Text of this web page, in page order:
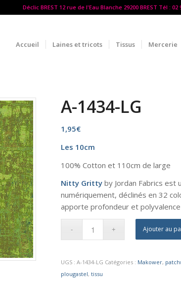
Déclic BREST 12 rue de l'Eau Blanche 29200 BREST Tél :
Accueil Laines et tricots Tissus Mercerie
A-1434-LG
1,95€
Les 10cm
100% Cotton et 110cm de large
Nitty Gritty by Jordan Fabrics est
numériquement, déclinés en 32
apporte profondeur et
Ajouter au
UGS :A-1434-LG Catégories : Makower,
plougastel,tissu